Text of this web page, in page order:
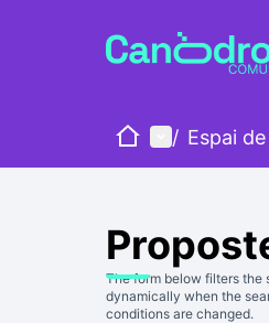
HomeMain menu
/ Espai
The form below filters the
dynamically when the
conditions are changed.